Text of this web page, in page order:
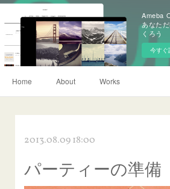
Ameba
あなた
くろう
今すぐ
Home About Works
2013.08.09 18:00
パーティーの準備